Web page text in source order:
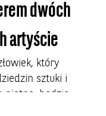
dwóch
artyście
który
sztuki i
piętno, będzie
W Krakowie